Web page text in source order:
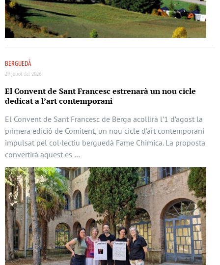
BERGUEDÀ
29 juliol del 2026
El Convent de Sant Francesc estrenarà un nou cicle
dedicat a l’art contemporani
El Convent de Sant Francesc de Berga acollirà l’1 d’agost la
primera edició de Comitent, un nou cicle d’art contemporani
impulsat pel col·lectiu berguedà Fame Chimica. La proposta
convertirà aquest es …